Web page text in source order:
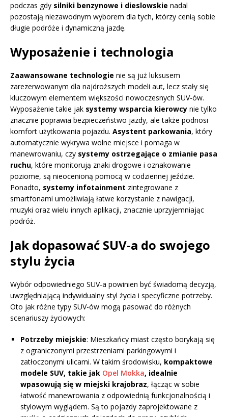
podczas gdy silniki benzynowe i dieslowskie nadal
pozostają niezawodnym wyborem dla tych, którzy cenią sobie
długie podróże i dynamiczną jazdę.
Wyposażenie i technologia
Zaawansowane technologie nie są już luksusem
zarezerwowanym dla najdroższych modeli aut, lecz stały się
kluczowym elementem większości nowoczesnych SUV-ów.
Wyposażenie takie jak systemy wsparcia kierowcy nie tylko
znacznie poprawia bezpieczeństwo jazdy, ale także podnosi
komfort użytkowania pojazdu. Asystent parkowania, który
automatycznie wykrywa wolne miejsce i pomaga w
manewrowaniu, czy systemy ostrzegające o zmianie pasa
ruchu, które monitorują znaki drogowe i oznakowanie
poziome, są nieocenioną pomocą w codziennej jeździe.
Ponadto, systemy infotainment zintegrowane z
smartfonami umożliwiają łatwe korzystanie z nawigacji,
muzyki oraz wielu innych aplikacji, znacznie uprzyjemniając
podróż.
Jak dopasować SUV-a do swojego
stylu życia
Wybór odpowiedniego SUV-a powinien być świadomą decyzją,
uwzględniającą indywidualny styl życia i specyficzne potrzeby.
Oto jak różne typy SUV-ów mogą pasować do różnych
scenariuszy życiowych:
Potrzeby miejskie: Mieszkańcy miast często borykają się
z ograniczonymi przestrzeniami parkingowymi i
zatłoczonymi ulicami. W takim środowisku, kompaktowe
modele SUV, takie jak Opel Mokka, idealnie
wpasowują się w miejski krajobraz, łącząc w sobie
łatwość manewrowania z odpowiednią funkcjonalnością i
stylowym wyglądem. Są to pojazdy zaprojektowane z